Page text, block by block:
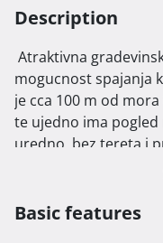
Description
mogucnost spajanja
je cca 100 m od
te ujedno ima pogled
uredno ,bez tereta i
Nije agencija te nema
Basic features